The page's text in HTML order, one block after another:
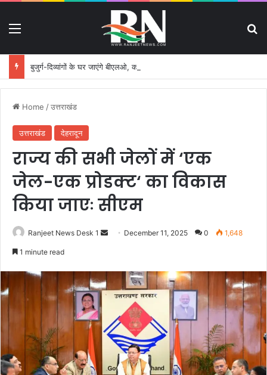
बुजुर्ग-दिव्यांगों के घर जाएंगे बीएलओ, करेंगे नोटिसों का निस्तारण
Home /उत्तराखंड
उत्तराखंड देहरादून
राज्य की सभी जेलों में ‘एक
जेल-एक प्रोडक्ट‘ का विकास
किया जाएः सीएम
Ranjeet News Desk 1
a
m
December 11, 2025 0 1,648
1 minute read